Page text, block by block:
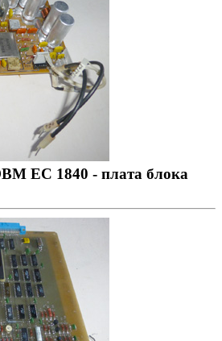
ЕС 1840 - плата блока